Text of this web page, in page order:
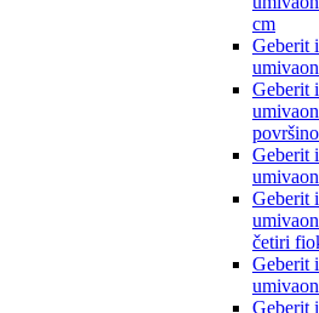
cm
Geberit
Geberit
Geberit
Geberit
četiri
Geberit
Geberit